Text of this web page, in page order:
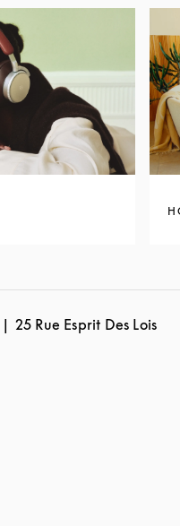
25 Rue Esprit Des Lois